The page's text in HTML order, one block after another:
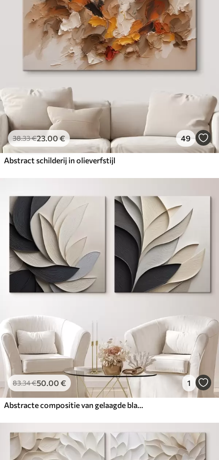
38.33€23.00€ 49
Abstract schilderij in olieverfstijl
83.34€50.00 € 1
Abstracte compositie van gelaagde bladeren, gebogen vormen in zwart, wit en beige, kunst met textuur